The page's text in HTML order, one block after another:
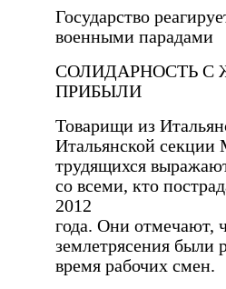
Государство
военными парадами
СОЛИДАРНОСТЬ С
ПРИБЫЛИ
Товарищи из
Итальянской
трудящихся
со всеми, кто
2012
года. Они отмечают,
землетрясения были
время рабочих смен.